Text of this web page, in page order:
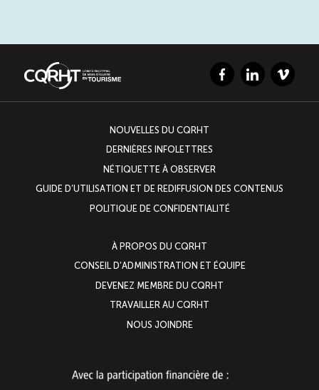
FacebookLinkedInVimeo
NOUVELLES DU CQRHT
DERNIÈRES INFOLETTRES
NÉTIQUETTE À OBSERVER
GUIDE D’UTILISATION ET DE REDIFFUSION DES CONTENUS
POLITIQUE DE CONFIDENTIALITÉ
À PROPOS DU CQRHT
CONSEIL D’ADMINISTRATION ET ÉQUIPE
DEVENEZ MEMBRE DU CQRHT
TRAVAILLER AU CQRHT
NOUS JOINDRE